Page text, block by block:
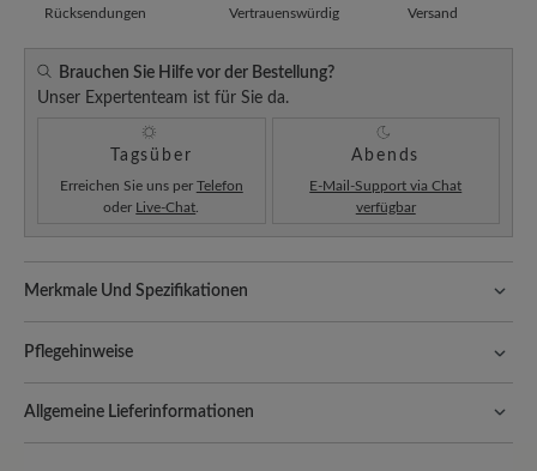
Rücksendungen
Vertrauenswürdig
Versand
Brauchen Sie Hilfe vor der Bestellung?
Unser Expertenteam ist für Sie da.
Tagsüber
Erreichen Sie uns per Telefon
oder Live-Chat
Abends
E-Mail-Support via Chat
verfügbar
Merkmale Und Spezifikationen
Fußklima, leitet Feuchtigkeit ab und sorgt für ein angenehm
trockenes Tragegefühl – ideal für gemütliche Stunden oder den
Alltag.
Pflegehinweise
der richtigen Pflege bleiben sie hygienisch und bequem. So geht’s:
Allgemeine Lieferinformationen